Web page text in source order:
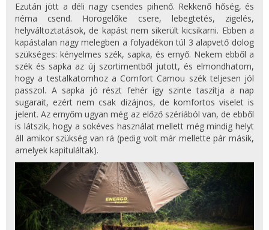
Ezután jött a déli nagy csendes pihenő. Rekkenő hőség, és
néma csend. Horogelőke csere, lebegtetés, zigelés,
helyváltoztatások, de kapást nem sikerült kicsikarni. Ebben a
kapástalan nagy melegben a folyadékon túl 3 alapvető dolog
szükséges: kényelmes szék, sapka, és ernyő. Nekem ebből a
szék és sapka az új szortimentből jutott, és elmondhatom,
hogy a testalkatomhoz a Comfort Camou szék teljesen jól
passzol. A sapka jó részt fehér így szinte taszítja a nap
sugarait, ezért nem csak dizájnos, de komfortos viselet is
jelent. Az ernyőm ugyan még az előző szériából van, de ebből
is látszik, hogy a sokéves használat mellett még mindig helyt
áll amikor szükség van rá (pedig volt már mellette pár másik,
amelyek kapituláltak).